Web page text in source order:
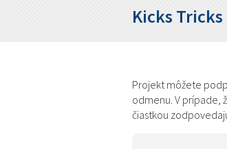
Kicks Tricks
Projekt môžete
odmenu. V prípade,
čiastkou